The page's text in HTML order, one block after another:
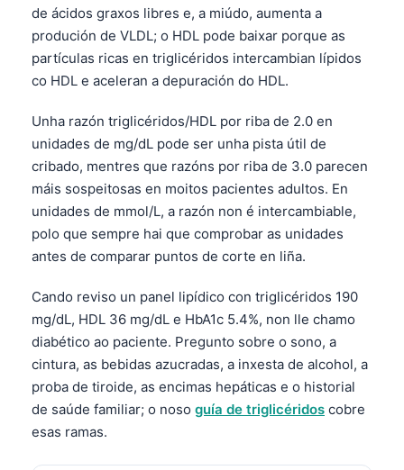
de ácidos graxos libres e, a miúdo, aumenta a
produción de VLDL; o HDL pode baixar porque as
partículas ricas en triglicéridos intercambian lípidos
co HDL e aceleran a depuración do HDL.
Unha razón triglicéridos/HDL por riba de 2.0 en
unidades de mg/dL pode ser unha pista útil de
cribado, mentres que razóns por riba de 3.0 parecen
máis sospeitosas en moitos pacientes adultos. En
unidades de mmol/L, a razón non é intercambiable,
polo que sempre hai que comprobar as unidades
antes de comparar puntos de corte en liña.
Cando reviso un panel lipídico con triglicéridos 190
mg/dL, HDL 36 mg/dL e HbA1c 5.4%, non lle chamo
diabético ao paciente. Pregunto sobre o sono, a
cintura, as bebidas azucradas, a inxesta de alcohol, a
proba de tiroide, as encimas hepáticas e o historial
de saúde familiar; o noso guía de triglicéridos cobre
esas ramas.
አማርኛ
Українська
O‘zbekcha
Català
Қазақ тілі
Hrvatski
كوردی‎
پښتو
অসমীয়া
Latviešu valoda
Македонски јазик